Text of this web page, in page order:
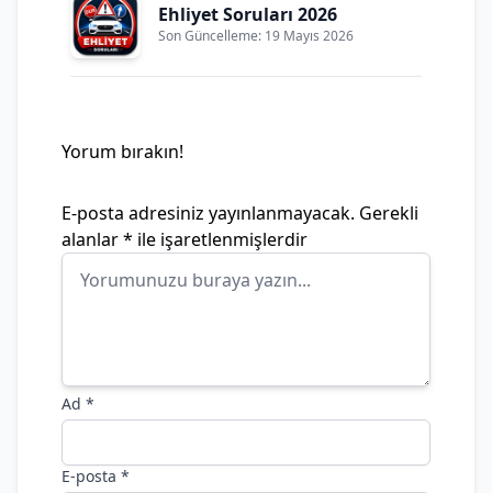
Ehliyet Soruları 2026
Son Güncelleme: 19 Mayıs 2026
Yorum bırakın!
E-posta adresiniz yayınlanmayacak. Gerekli
alanlar* ile işaretlenmişlerdir
Ad *
E-posta *